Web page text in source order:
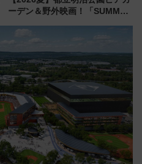
ーデン＆野外映画！「SUMMER